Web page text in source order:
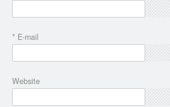
* E-mail
Website